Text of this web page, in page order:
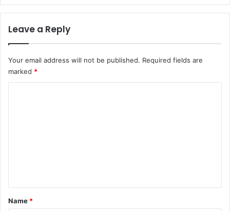
Leave a Reply
Your email address will not be published. Required fields are
marked *
*
Name *